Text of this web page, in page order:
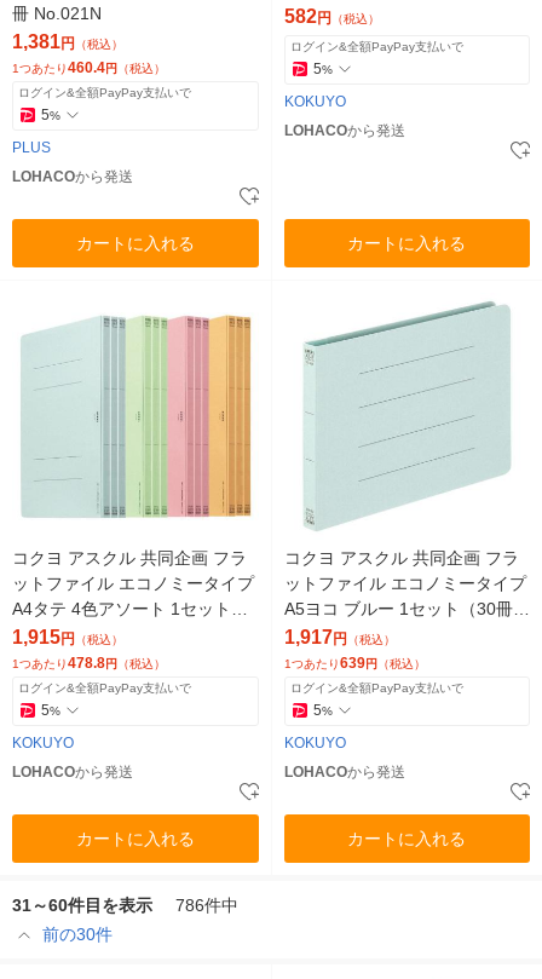
冊 No.021N
1,381円
（税込）
1つあたり460.4円 （税込）
ログイン&全額PayPay支払いで
5%
PLUS
LOHACOから発送
カートに入れる
582円 （税込）
ログイン&全額PayPay支払いで
5%
KOKUYO
LOHACOから発送
カートに入れる
コクヨ アスクル 共同企画 フラ
ットファイル エコノミータイプ
A4タテ 4色アソート 1セット（4
8冊） オリジナル
1,915円 （税込）
1つあたり478.8円 （税込）
ログイン&全額PayPay支払いで
5%
KOKUYO
LOHACOから発送
カートに入れる
コクヨ アスクル 共同企画 フラ
ットファイル エコノミータイプ
A5ヨコ ブルー 1セット（30冊）
オリジナル
1,917円 （税込）
1つあたり639円 （税込）
ログイン&全額PayPay支払いで
5%
KOKUYO
LOHACOから発送
カートに入れる
31～60件目を表示
786件中
前の30件